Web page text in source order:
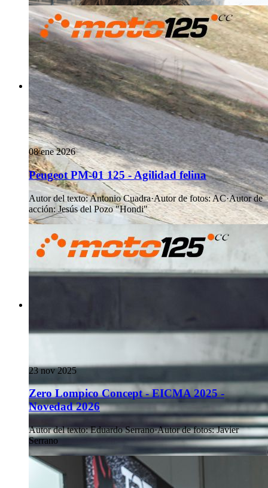
08 ene 2026
Peugeot PM-01 125 - Agilidad felina
Autor del texto:Antonio Cuadra·Autor de fotos:AC·Autor de
acción: Jesús del Pozo "Hondi"
23 nov 2025
Zero Lompico Concept - EICMA 2025 -
Novedad 2026
Autor del texto: Eduardo Serrano·Autor de fotos: Javier
Serrano